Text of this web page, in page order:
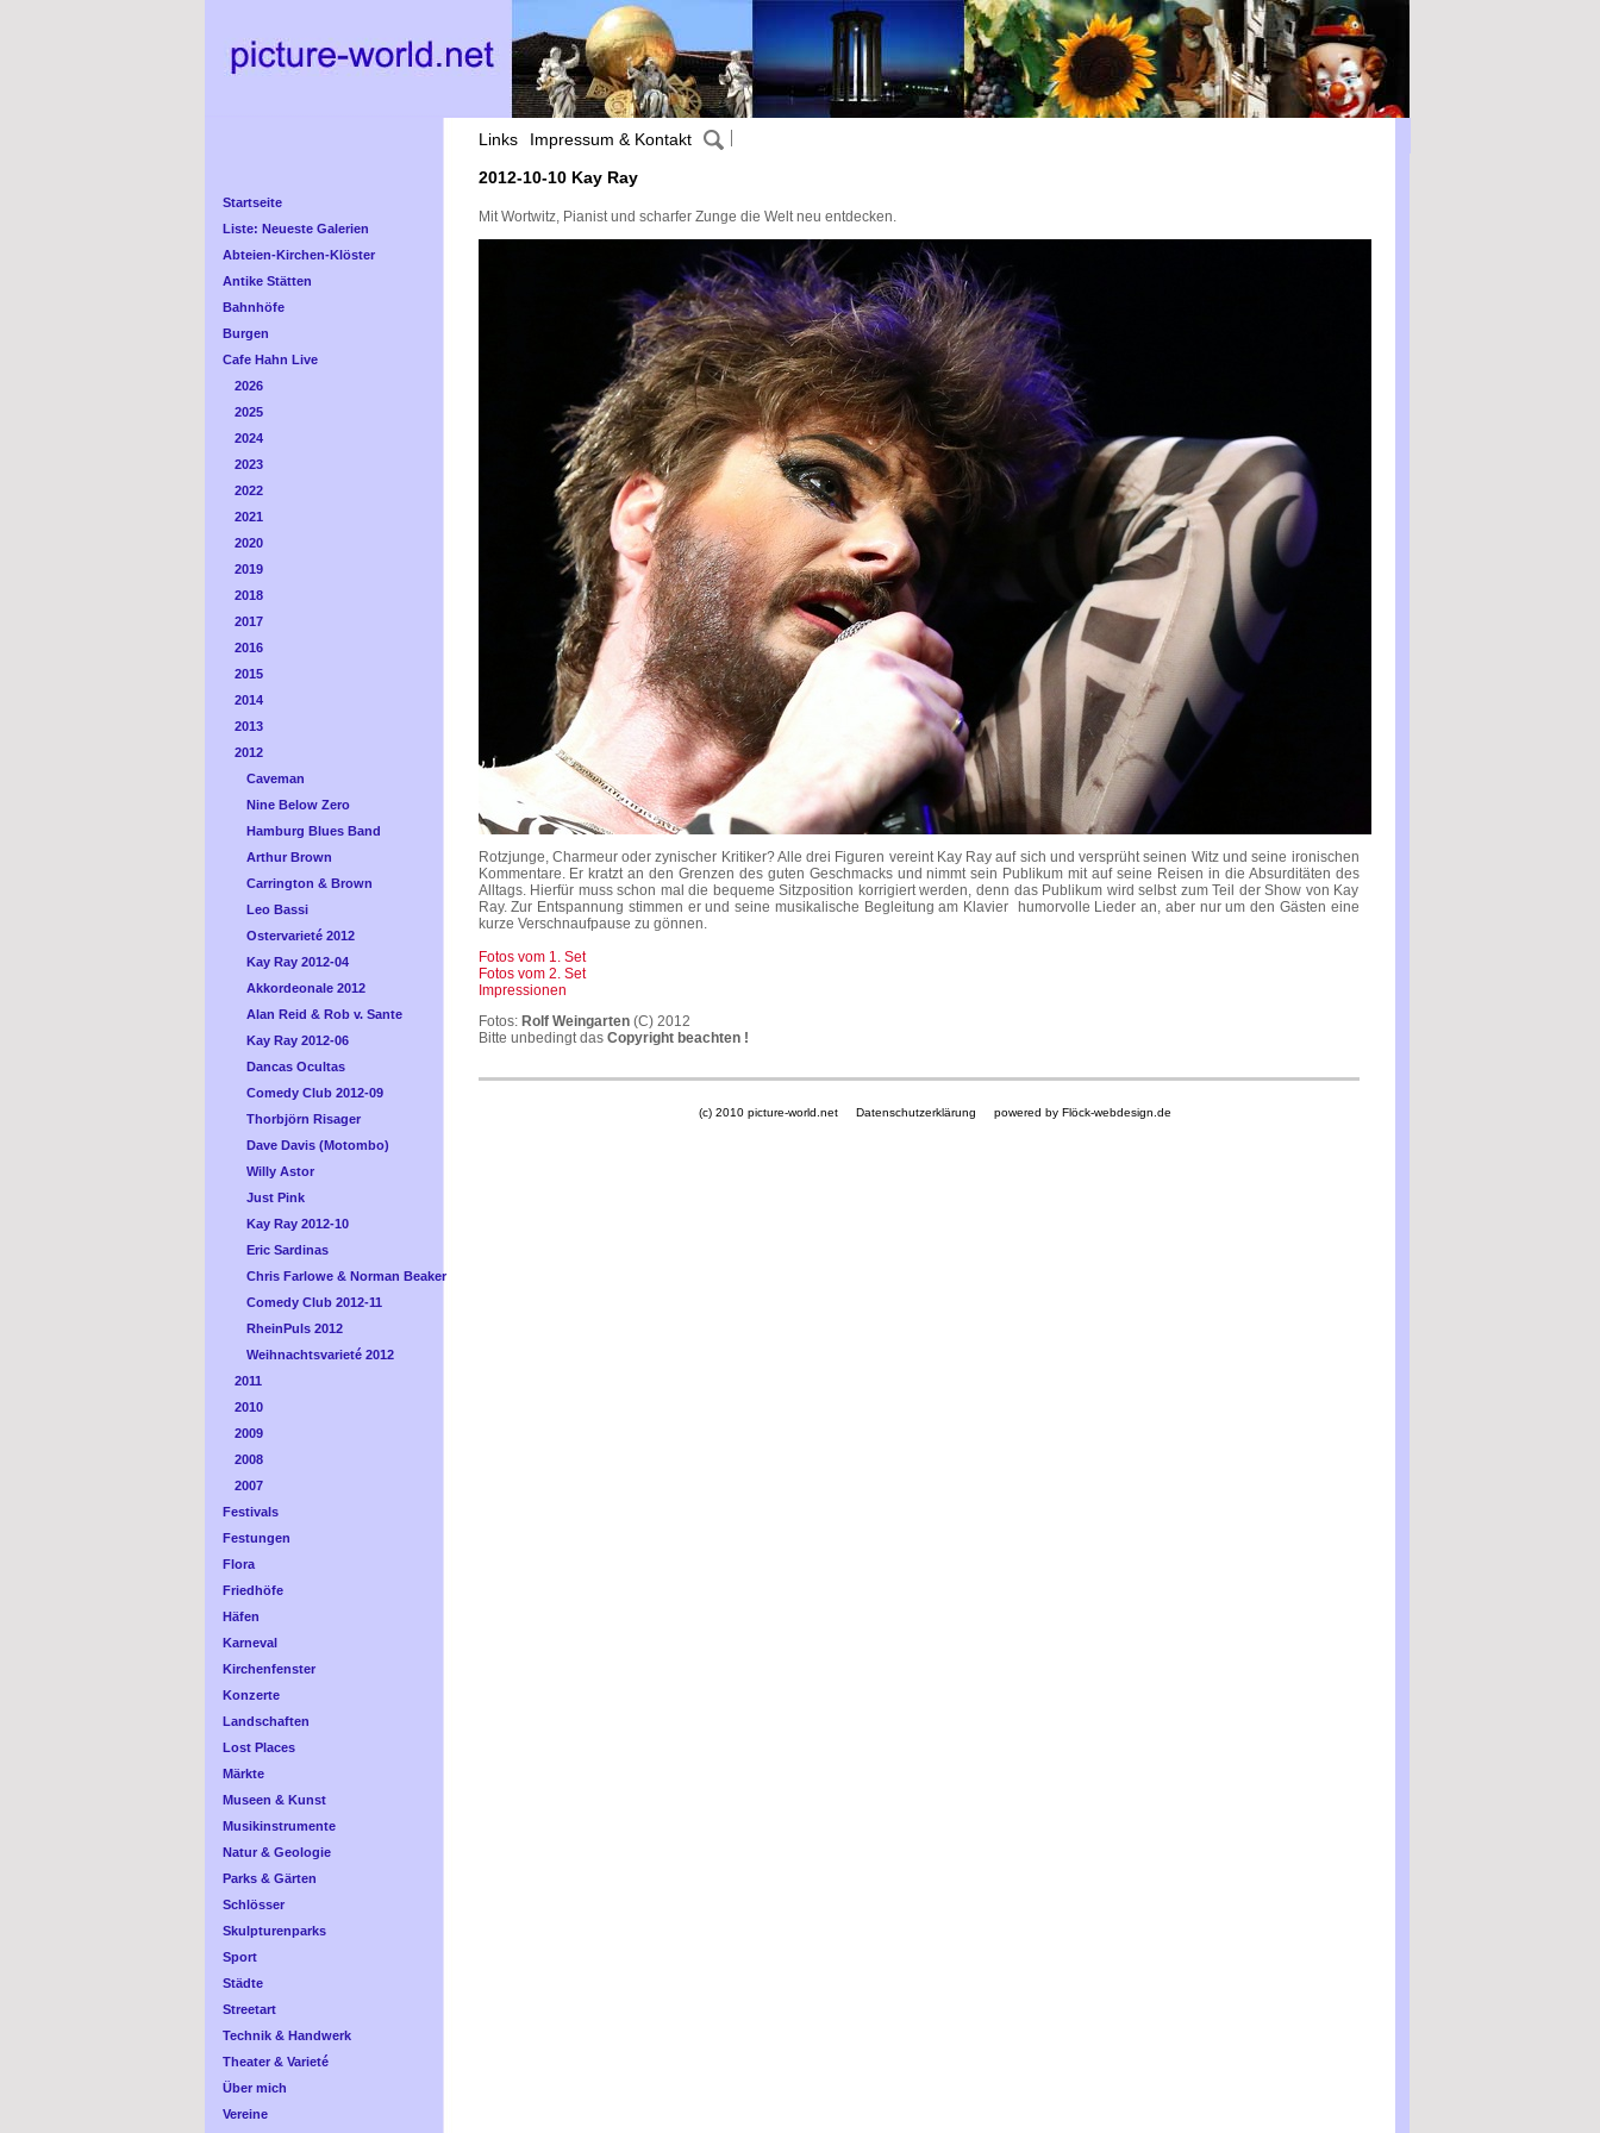
Links Impressum & Kontakt
Startseite
Liste: Neueste Galerien
Abteien-Kirchen-Klöster
Antike Stätten
Bahnhöfe
Burgen
Cafe Hahn Live
2026
2025
2024
2023
2022
2021
2020
2019
2018
2017
2016
2015
2014
2013
2012
Caveman
Nine Below Zero
Hamburg Blues Band
Arthur Brown
Carrington & Brown
Leo Bassi
Ostervarieté 2012
Kay Ray 2012-04
Akkordeonale 2012
Alan Reid & Rob v. Sante
Kay Ray 2012-06
Dancas Ocultas
Comedy Club 2012-09
Thorbjörn Risager
Dave Davis (Motombo)
Willy Astor
Just Pink
Kay Ray 2012-10
Eric Sardinas
Chris Farlowe & Norman Beaker
Comedy Club 2012-11
RheinPuls 2012
Weihnachtsvarieté 2012
2011
2010
2009
2008
2007
Festivals
Festungen
Flora
Friedhöfe
Häfen
Karneval
Kirchenfenster
Konzerte
Landschaften
Lost Places
Märkte
Museen & Kunst
Musikinstrumente
Natur & Geologie
Parks & Gärten
Schlösser
Skulpturenparks
Sport
Städte
Streetart
Technik & Handwerk
Theater & Varieté
Über mich
Vereine
2012-10-10 Kay Ray
Mit Wortwitz, Pianist und scharfer Zunge die Welt neu entdecken.
Rotzjunge, Charmeur oder zynischer Kritiker? Alle drei Figuren vereint Kay Ray auf sich und versprüht seinen Witz und seine ironischen
Kommentare. Er kratzt an den Grenzen des guten Geschmacks und nimmt sein Publikum mit auf seine Reisen in die Absurditäten des
Alltags. Hierfür muss schon mal die bequeme Sitzposition korrigiert werden, denn das Publikum wird selbst zum Teil der Show von Kay
Ray. Zur Entspannung stimmen er und seine musikalische Begleitung am Klavier humorvolle Lieder an, aber nur um den Gästen eine
kurze Verschnaufpause zu gönnen.
Fotos vom 1. Set
Fotos vom 2. Set
Impressionen
Fotos: Rolf Weingarten(C) 2012
Bitte unbedingt das Copyright beachten !
(c) 2010 picture-world.net Datenschutzerklärung powered by Flöck-webdesign.de